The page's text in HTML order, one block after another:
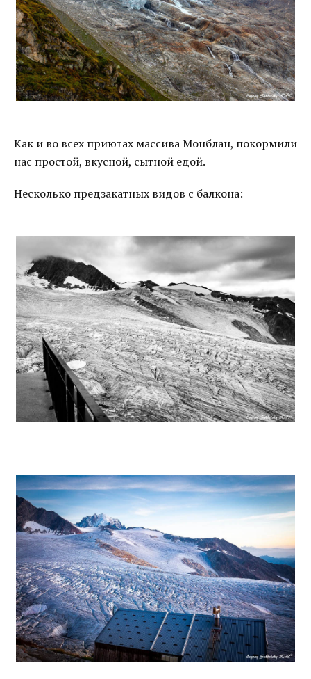
Как и во всех приютах массива Монблан, покормили
нас простой, вкусной, сытной едой.
Несколько предзакатных видов с балкона: